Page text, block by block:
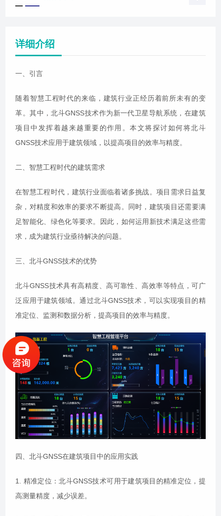
详细介绍
一、引言
随着智慧工程时代的来临，建筑行业正经历着前所未有的变
革。其中，北斗GNSS技术作为新一代卫星导航系统，在建筑
项目中发挥着越来越重要的作用。本文将探讨如何将北斗
GNSS技术应用于建筑领域，以提高项目的效率与精度。
二、智慧工程时代的建筑需求
在智慧工程时代，建筑行业面临着诸多挑战。项目需求日益复
杂，对精度和效率的要求不断提高。同时，建筑项目还需要满
足智能化、绿色化等要求。因此，如何运用新技术满足这些需
求，成为建筑行业亟待解决的问题。
三、北斗GNSS技术的优势
北斗GNSS技术具有高精度、高可靠性、高效率等特点，可广
泛应用于建筑领域。通过北斗GNSS技术，可以实现项目的精
准定位、监测和数据分析，提高项目的效率与精度。
四、北斗GNSS在建筑项目中的应用实践
1. 精准定位：北斗GNSS技术可用于建筑项目的精准定位，提
高测量精度，减少误差。